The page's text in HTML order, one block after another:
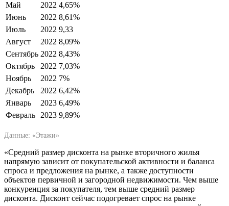
Май
2022 4,65%
Июнь
2022 8,61%
Июль
2022 9,33
Август
2022 8,09%
Сентябрь 2022 8,43%
Октябрь
2022 7,03%
Ноябрь
2022 7%
Декабрь
2022 6,42%
Январь
2023 6,49%
Февраль 2023 9,89%
Данные: «Этажи»
«Средний размер дисконта на рынке вторичного жилья
напрямую зависит от покупательской активности и баланса
спроса и предложения на рынке, а также доступности
объектов первичной и загородной недвижимости. Чем выше
конкуренция за покупателя, тем выше средний размер
дисконта. Дисконт сейчас подогревает спрос на рынке